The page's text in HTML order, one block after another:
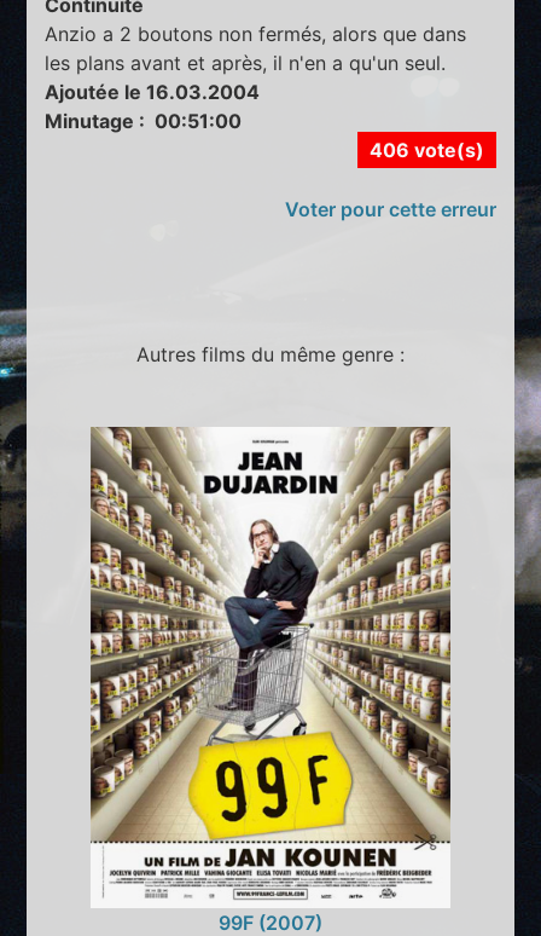
Anzio a 2 boutons non fermés, alors que dans
les plans avant et après, il n'en a qu'un seul.
Ajoutée le 16.03.2004
Minutage : 00:51:00
406 vote(s)
Voter pour cette erreur
Autres films du même genre :
99F (2007)